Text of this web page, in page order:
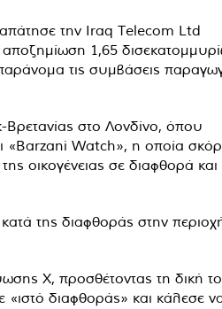
την Iraq Telecom Ltd
1,65
τις συμβάσεις
στο Λονδίνο, όπου
Watch», η οποία
οικογένειας σε διαφθορά και
της διαφθοράς στην
X, προσθέτοντας τη δική
«ιστό διαφθοράς» και κάλεσε